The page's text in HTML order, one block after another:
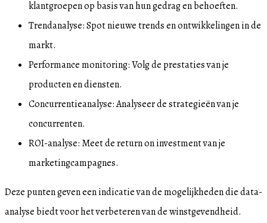
klantgroepen op basis van hun gedrag en behoeften.
Trendanalyse: Spot nieuwe trends en ontwikkelingen in de
markt.
Performance monitoring: Volg de prestaties van je
producten en diensten.
Concurrentieanalyse: Analyseer de strategieën van je
concurrenten.
ROI-analyse: Meet de return on investment van je
marketingcampagnes.
Deze punten geven een indicatie van de mogelijkheden die data-
analyse biedt voor het verbeteren van de winstgevendheid.